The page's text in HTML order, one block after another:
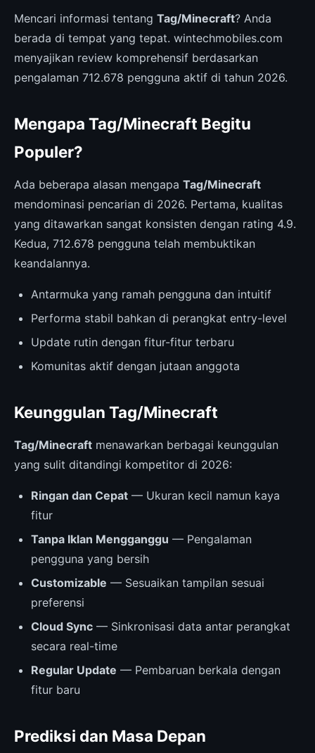
Mencari informasi tentang Tag/Minecraft? Anda
berada di tempat yang tepat. wintechmobiles.com
menyajikan review komprehensif berdasarkan
pengalaman 712.678 pengguna aktif di tahun 2026.
Mengapa Tag/Minecraft Begitu
Populer?
Ada beberapa alasan mengapa Tag/Minecraft
mendominasi pencarian di 2026. Pertama, kualitas
yang ditawarkan sangat konsisten dengan rating 4.9.
Kedua, 712.678 pengguna telah membuktikan
keandalannya.
Antarmuka yang ramah pengguna dan intuitif
Performa stabil bahkan di perangkat entry-level
Update rutin dengan fitur-fitur terbaru
Komunitas aktif dengan jutaan anggota
Keunggulan Tag/Minecraft
Tag/Minecraft menawarkan berbagai keunggulan
yang sulit ditandingi kompetitor di 2026:
Ringan dan Cepat — Ukuran kecil namun kaya
fitur
Tanpa Iklan Mengganggu — Pengalaman
pengguna yang bersih
Customizable — Sesuaikan tampilan sesuai
preferensi
Cloud Sync — Sinkronisasi data antar perangkat
secara real-time
Regular Update — Pembaruan berkala dengan
fitur baru
Prediksi dan Masa Depan